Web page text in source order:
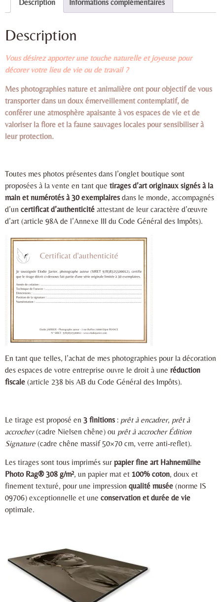
Description Informations complémentaires
Description
Vous désirez apporter une touche naturelle et joyeuse pour
décorer votre lieu de vie ou de travail ?
Mes photographies nature et animalière ont pour objectif de vous
transporter dans un doux émerveillement contemplatif, de
conférer une atmosphère apaisante à vos espaces de vie et de
valoriser la flore et la faune sauvages locales pour sensibiliser à
leur protection.
Toutes mes photos présentes dans l’onglet boutique sont
proposées à la vente en tant que tirages d’art originaux signés à la
main et numérotés à 30 exemplaires dans le monde, accompagnés
d’un certificat d’authenticité attestant de leur caractère d’œuvre
d’art (article 98A de l’Annexe III du Code Général des Impôts).
En tant que telles, l’achat de mes photographies pour la décoration
des espaces de votre entreprise ouvre le droit à une réduction
fiscale (article 238 bis AB du Code Général des Impôts).
Le tirage est proposé en 3 finitions : prêt à encadrer, prêt à
accrocher(cadre Nielsen chêne) ou prêt à accrocher Édition
Signature (cadre chêne massif 50×70 cm, verre anti-reflet).
Les tirages sont tous imprimés sur papier fine art Hahnemülhe
Photo Rag® 308 g/m², un papier mat et 100% coton, doux et
finement texturé, pour une impression qualité musée (norme IS
09706) exceptionnelle et une conservation et durée de vie
optimale.